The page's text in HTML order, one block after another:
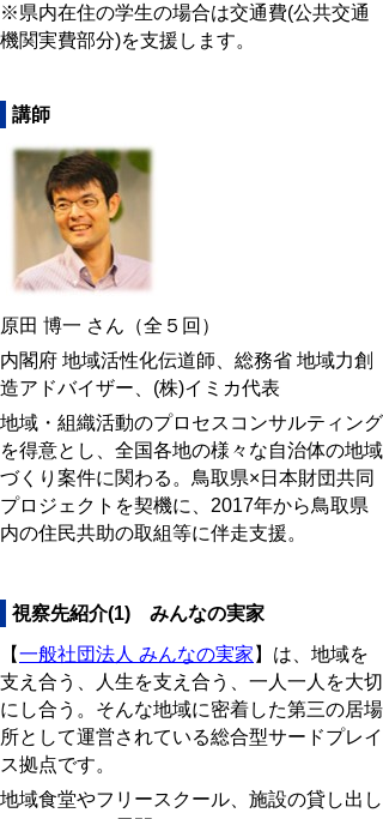
※県内在住の学生の場合は交通費(公共交通
機関実費部分)を支援します。
講師
原田 博一 さん（全５回）
内閣府 地域活性化伝道師、総務省 地域力創
造アドバイザー、(株)イミカ代表
地域・組織活動のプロセスコンサルティング
を得意とし、全国各地の様々な自治体の地域
づくり案件に関わる。鳥取県×日本財団共同
プロジェクトを契機に、2017年から鳥取県
内の住民共助の取組等に伴走支援。
視察先紹介(1) みんなの実家
【一般社団法人 みんなの実家 】は、地域を
支え合う、人生を支え合う、一人一人を大切
にし合う。そんな地域に密着した第三の居場
所として運営されている総合型サードプレイ
ス拠点です。
地域食堂やフリースクール、施設の貸し出し